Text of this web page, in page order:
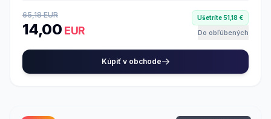
65,18 EUR
14,00 EUR
Ušetríte 51,18 €
Do obľúbených
Kúpiť v obchode